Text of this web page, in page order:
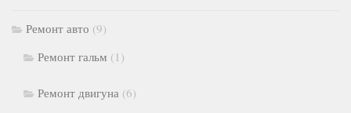
Ремонт авто (9)
Ремонт гальм (1)
Ремонт двигуна (6)